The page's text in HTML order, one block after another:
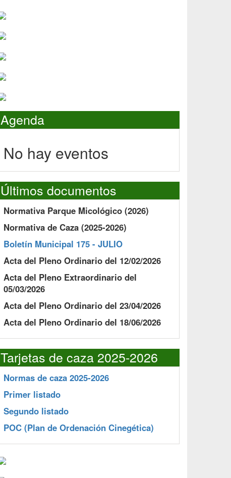
Agenda
No hay eventos
Últimos documentos
Normativa Parque Micológico (2026)
Normativa de Caza (2025-2026)
Boletín Municipal 175 - JULIO
Acta del Pleno Ordinario del 12/02/2026
Acta del Pleno Extraordinario del
05/03/2026
Acta del Pleno Ordinario del 23/04/2026
Acta del Pleno Ordinario del 18/06/2026
Tarjetas de caza 2025-2026
Normas de caza 2025-2026
Primer listado
Segundo listado
POC (Plan de Ordenación Cinegética)